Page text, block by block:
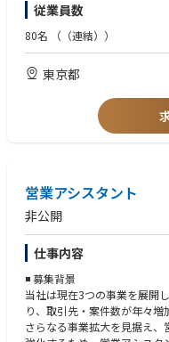
それが、ラ・アトレの開発ス
入社後は、当社のプロジェク
益不動産の企画開発担当者
担当いただきます。
様々なアセットの収益不動
て、契約法務のスキルアッ
＜契約・決済関連＞
■売買契約書の作成及びそれ
作成等）
■重要事項説明書の作成及び
役所調査等）
■開発担当のサポート（関係
■契約データ作成、書類保管
＜その他＞
＜必須要件＞
■宅地建物取引士資格保有者
従業員数
80名 （（連結））
東京都
営業アシスタント
非公開
仕事内容
◾️ 募集背景
当社は現在3つの事業を展開
り、取引先・案件数が年々増
さらなる事業拡大を見据え